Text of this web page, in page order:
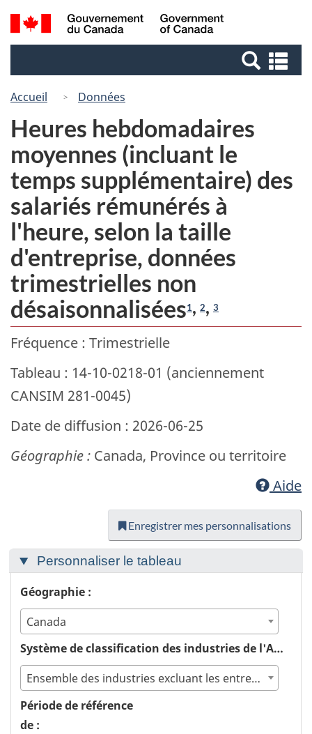
Passer
au
Passer
à
Canada
Recherche
et
et
Accueil Données
Heures hebdomadaires
moyennes (incluant le
temps supplémentaire) des
salariés rémunérés à
l'heure, selon la taille
d'entreprise, données
trimestrielles non
désaisonnalisées1, 2, 3
Fréquence : Trimestrielle
Tableau : 14-10-0218-01 (anciennement
CANSIM 281-0045)
Date de diffusion : 2026-06-25
Géographie : Canada, Province ou territoire
Aide
Enregistrer mes personnalisations
Personnaliser le tableau
Géographie :
Canada
Système de classification des industries de l'Amérique du Nord (SCIAN) :
Ensemble des industries excluant les entreprises non classifiées
Période de référence
de :